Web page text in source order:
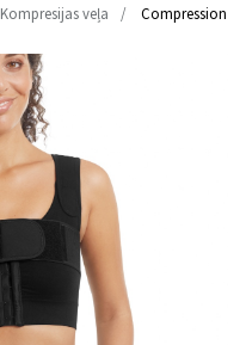
Kompresijas veļa
Compression